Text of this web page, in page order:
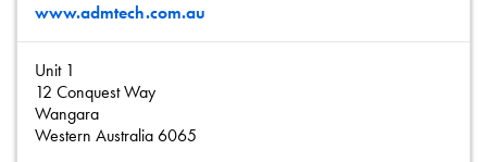
www.admtech.com.au
Unit 1
12 Conquest Way
Wangara
Western Australia 6065